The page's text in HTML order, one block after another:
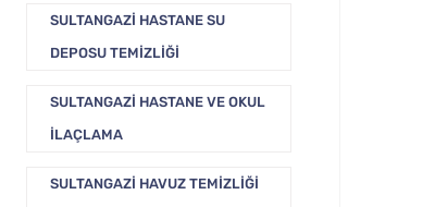
SULTANGAZI HASTANE SU
DEPOSU TEMIZLIĞI
SULTANGAZI HASTANE VE OKUL
İLAÇLAMA
SULTANGAZI HAVUZ TEMIZLIĞI